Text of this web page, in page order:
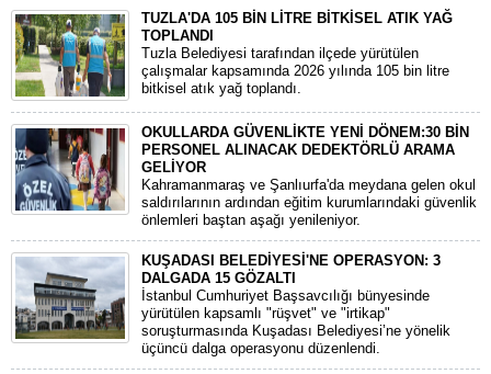
TUZLA'DA 105 BİN LİTRE BİTKİSEL ATIK YAĞ
TOPLANDI
Tuzla Belediyesi tarafından ilçede yürütülen
çalışmalar kapsamında 2026 yılında 105 bin litre
bitkisel atık yağ toplandı.
OKULLARDA GÜVENLİKTE YENİ DÖNEM:30 BİN
PERSONEL ALINACAK DEDEKTÖRLÜ ARAMA
GELİYOR
​Kahramanmaraş ve Şanlıurfa'da meydana gelen okul
saldırılarının ardından eğitim kurumlarındaki güvenlik
önlemleri baştan aşağı yenileniyor.
KUŞADASI BELEDİYESİ'NE OPERASYON: 3
DALGADA 15 GÖZALTI
​İstanbul Cumhuriyet Başsavcılığı bünyesinde
yürütülen kapsamlı "rüşvet" ve "irtikap"
soruşturmasında Kuşadası Belediyesi’ne yönelik
üçüncü dalga operasyonu düzenlendi.